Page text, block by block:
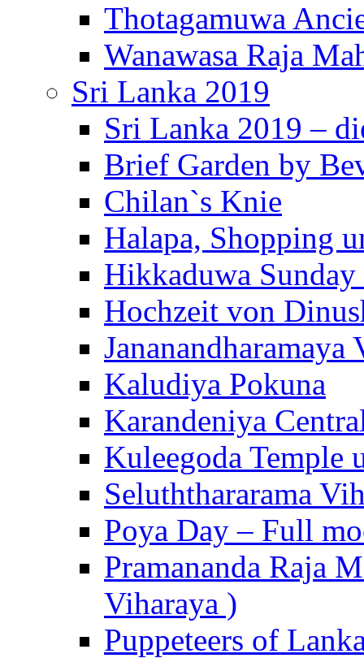
Thotagamuwa
Wanawasa Raja
Sri Lanka 2019
Sri Lanka 2019 –
Brief Garden by
Chilan`s Knie
Halapa, Shopping
Hikkaduwa
Hochzeit von
Jananandharamaya
Kaludiya Pokuna
Karandeniya
Kuleegoda Temple
Seluththararama
Poya Day – Full
Pramananda Raja
Viharaya )
Puppeteers of